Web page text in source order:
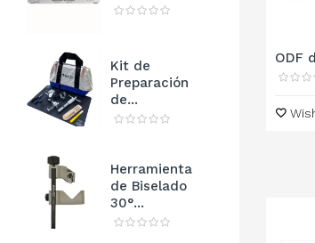
Kit de
Preparación
de...
Herramienta
de Biselado
30°...
ODF